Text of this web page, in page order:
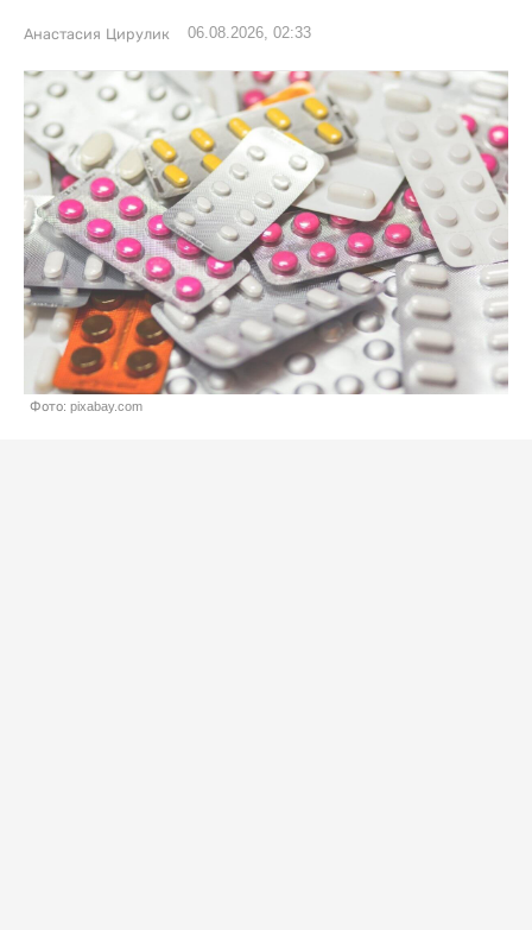
Анастасия Цирулик 06.08.2026, 02:33
Фото: pixabay.com